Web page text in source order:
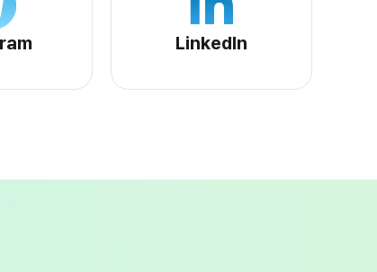
サービスページへ LinkedInサービスページへ
LinkedIn